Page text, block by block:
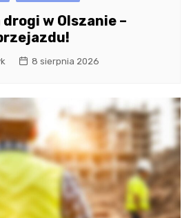
w Olszanie –
8 sierpnia 2026